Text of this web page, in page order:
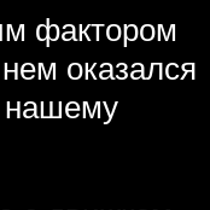
фактором
оказался
нашему